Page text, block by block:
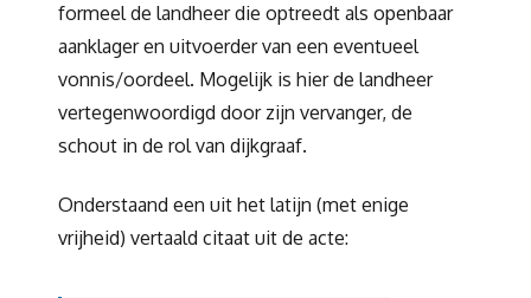
formeel de landheer die optreedt als openbaar
aanklager en uitvoerder van een eventueel
vonnis/oordeel. Mogelijk is hier de landheer
vertegenwoordigd door zijn vervanger, de
schout in de rol van dijkgraaf.
Onderstaand een uit het latijn (met enige
vrijheid) vertaald citaat uit de acte: